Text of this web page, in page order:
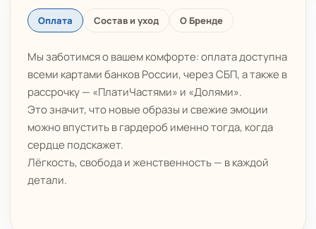
Оплата Состав и уход О Бренде
Мы заботимся о вашем комфорте: оплата доступна
всеми картами банков России, через СБП, а также в
рассрочку — «ПлатиЧастями» и «Долями».
Это значит, что новые образы и свежие эмоции
можно впустить в гардероб именно тогда, когда
сердце подскажет.
Лёгкость, свобода и женственность — в каждой
детали.